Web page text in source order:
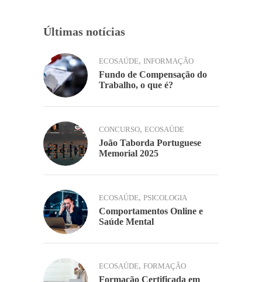
Últimas notícias
ECOSAÚDE, INFORMAÇÃO
Fundo de Compensação do
Trabalho, o que é?
CONCURSO, ECOSAÚDE
João Taborda Portuguese
Memorial 2025
ECOSAÚDE, PSICOLOGIA
Comportamentos Online e
Saúde Mental
ECOSAÚDE, FORMAÇÃO
Formação Certificada em